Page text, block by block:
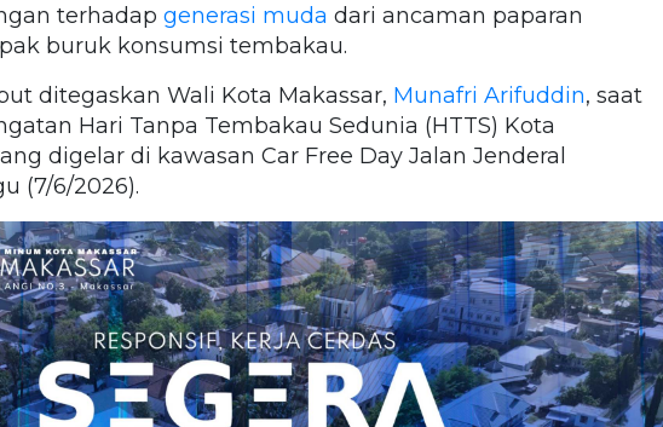
terhadap generasi muda dari ancaman paparan
buruk konsumsi tembakau.
ditegaskan Wali Kota Makassar, Munafri Arifuddin, saat
Hari Tanpa Tembakau Sedunia (HTTS) Kota
digelar di kawasan Car Free Day Jalan Jenderal
(7/6/2026).